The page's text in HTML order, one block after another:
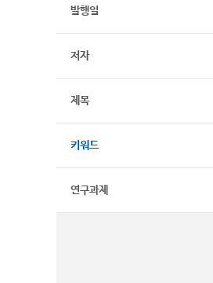
발행일
저자
제목
키워드
연구과제